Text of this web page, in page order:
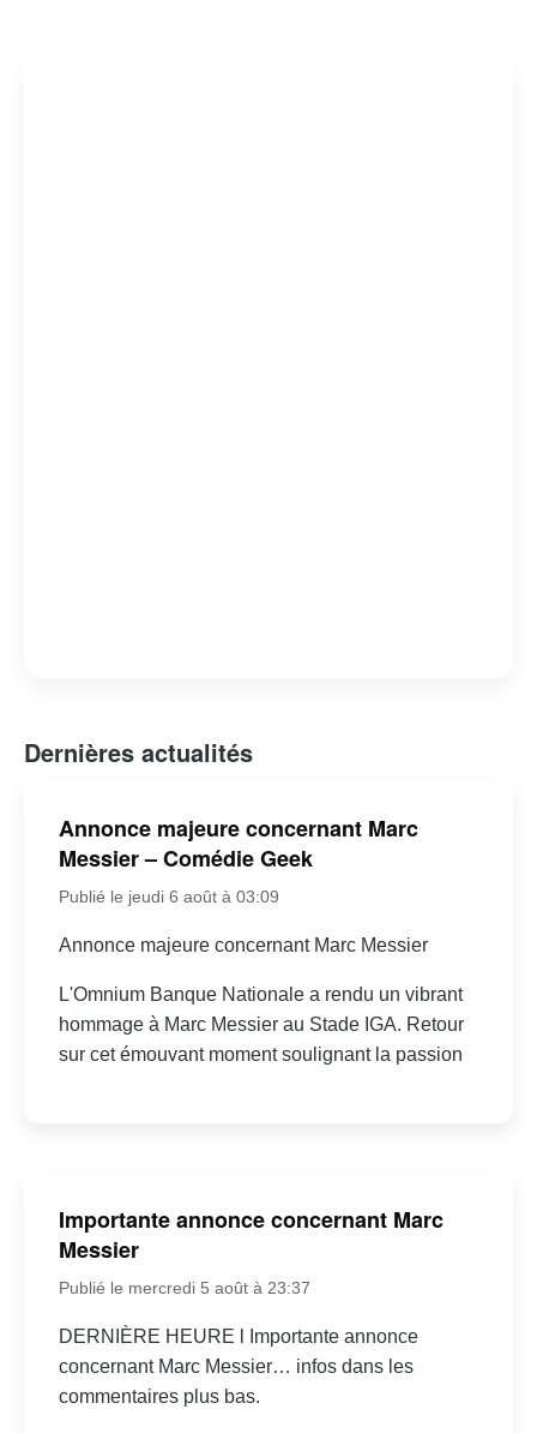
Dernières actualités
Annonce majeure concernant Marc
Messier – Comédie Geek
Publié le jeudi 6 août à 03:09
Annonce majeure concernant Marc Messier
L'Omnium Banque Nationale a rendu un vibrant
hommage à Marc Messier au Stade IGA. Retour
sur cet émouvant moment soulignant la passion
Importante annonce concernant Marc
Messier
Publié le mercredi 5 août à 23:37
DERNIÈRE HEURE l Importante annonce
concernant Marc Messier… infos dans les
commentaires plus bas.